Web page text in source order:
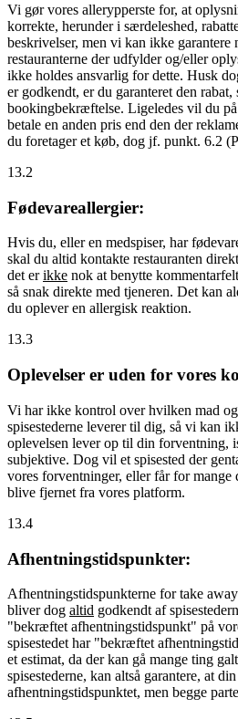
Vi gør vores allerypperste for, at
korrekte, herunder i særdeleshed,
beskrivelser, men vi kan ikke garantere
restauranterne der udfylder og/eller
ikke holdes ansvarlig for dette. Husk
er godkendt, er du garanteret den rabat,
bookingbekræftelse. Ligeledes vil du
betale en anden pris end den der
du foretager et køb, dog jf. punkt. 6.2
13.2
Fødevareallergier:
Hvis du, eller en medspiser, har
skal du altid kontakte restauranten
det erikke nok at benytte
så snak direkte med tjeneren. Det kan
du oplever en allergisk reaktion.
13.3
Oplevelser er uden for vores
Vi har ikke kontrol over hvilken mad
spisestederne leverer til dig, så vi kan
oplevelsen lever op til din forventning,
subjektive. Dog vil et spisested der
vores forventninger, eller får for mange
blive fjernet fra vores platform.
13.4
Afhentningstidspunkter:
Afhentningstidspunkterne for take
bliver dog altid godkendt af
"bekræftet afhentningstidspunkt" på
spisestedet har "bekræftet
et estimat, da der kan gå mange ting
spisestederne, kan altså garantere, at
afhentningstidspunktet, men begge